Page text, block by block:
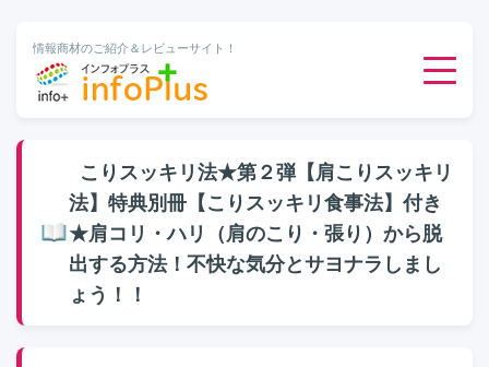
情報商材のご紹介＆レビューサイト！
有料メルマガ
オンライン物販
こりスッキリ法★第２弾【肩こりスッキリ
法】特典別冊【こりスッキリ食事法】付き
★肩コリ・ハリ（肩のこり・張り）から脱
出する方法！不快な気分とサヨナラしまし
ょう！！